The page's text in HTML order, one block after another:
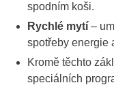
spodním koši.
Rychlé mytí –
spotřeby energie
Kromě těchto
speciálních